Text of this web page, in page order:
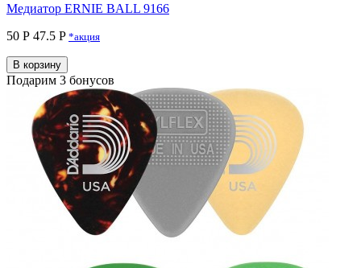
Медиатор ERNIE BALL 9166
50 Р 47.5 P *акция
В корзину
Подарим 3 бонусов